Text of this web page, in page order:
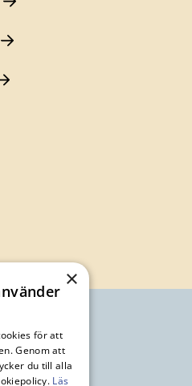
×
för att
Genom att
du till alla
Läs